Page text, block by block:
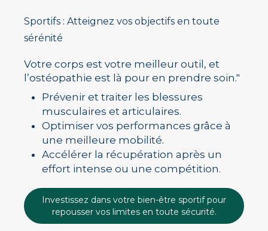
Sportifs : Atteignez vos objectifs en toute
sérénité
Votre corps est votre meilleur outil, et
l’ostéopathie est là pour en prendre soin."
Prévenir et traiter les blessures
musculaires et articulaires.
Optimiser vos performances grâce à
une meilleure mobilité.
Accélérer la récupération après un
effort intense ou une compétition.
Investissez dans votre bien-être sportif pour
repousser vos limites en toute sécurité.